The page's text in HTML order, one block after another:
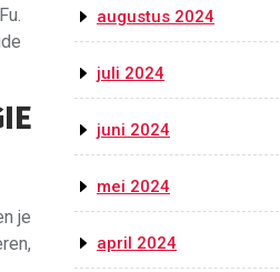
je
augustus 2024
juli 2024
juni 2024
mei 2024
april 2024